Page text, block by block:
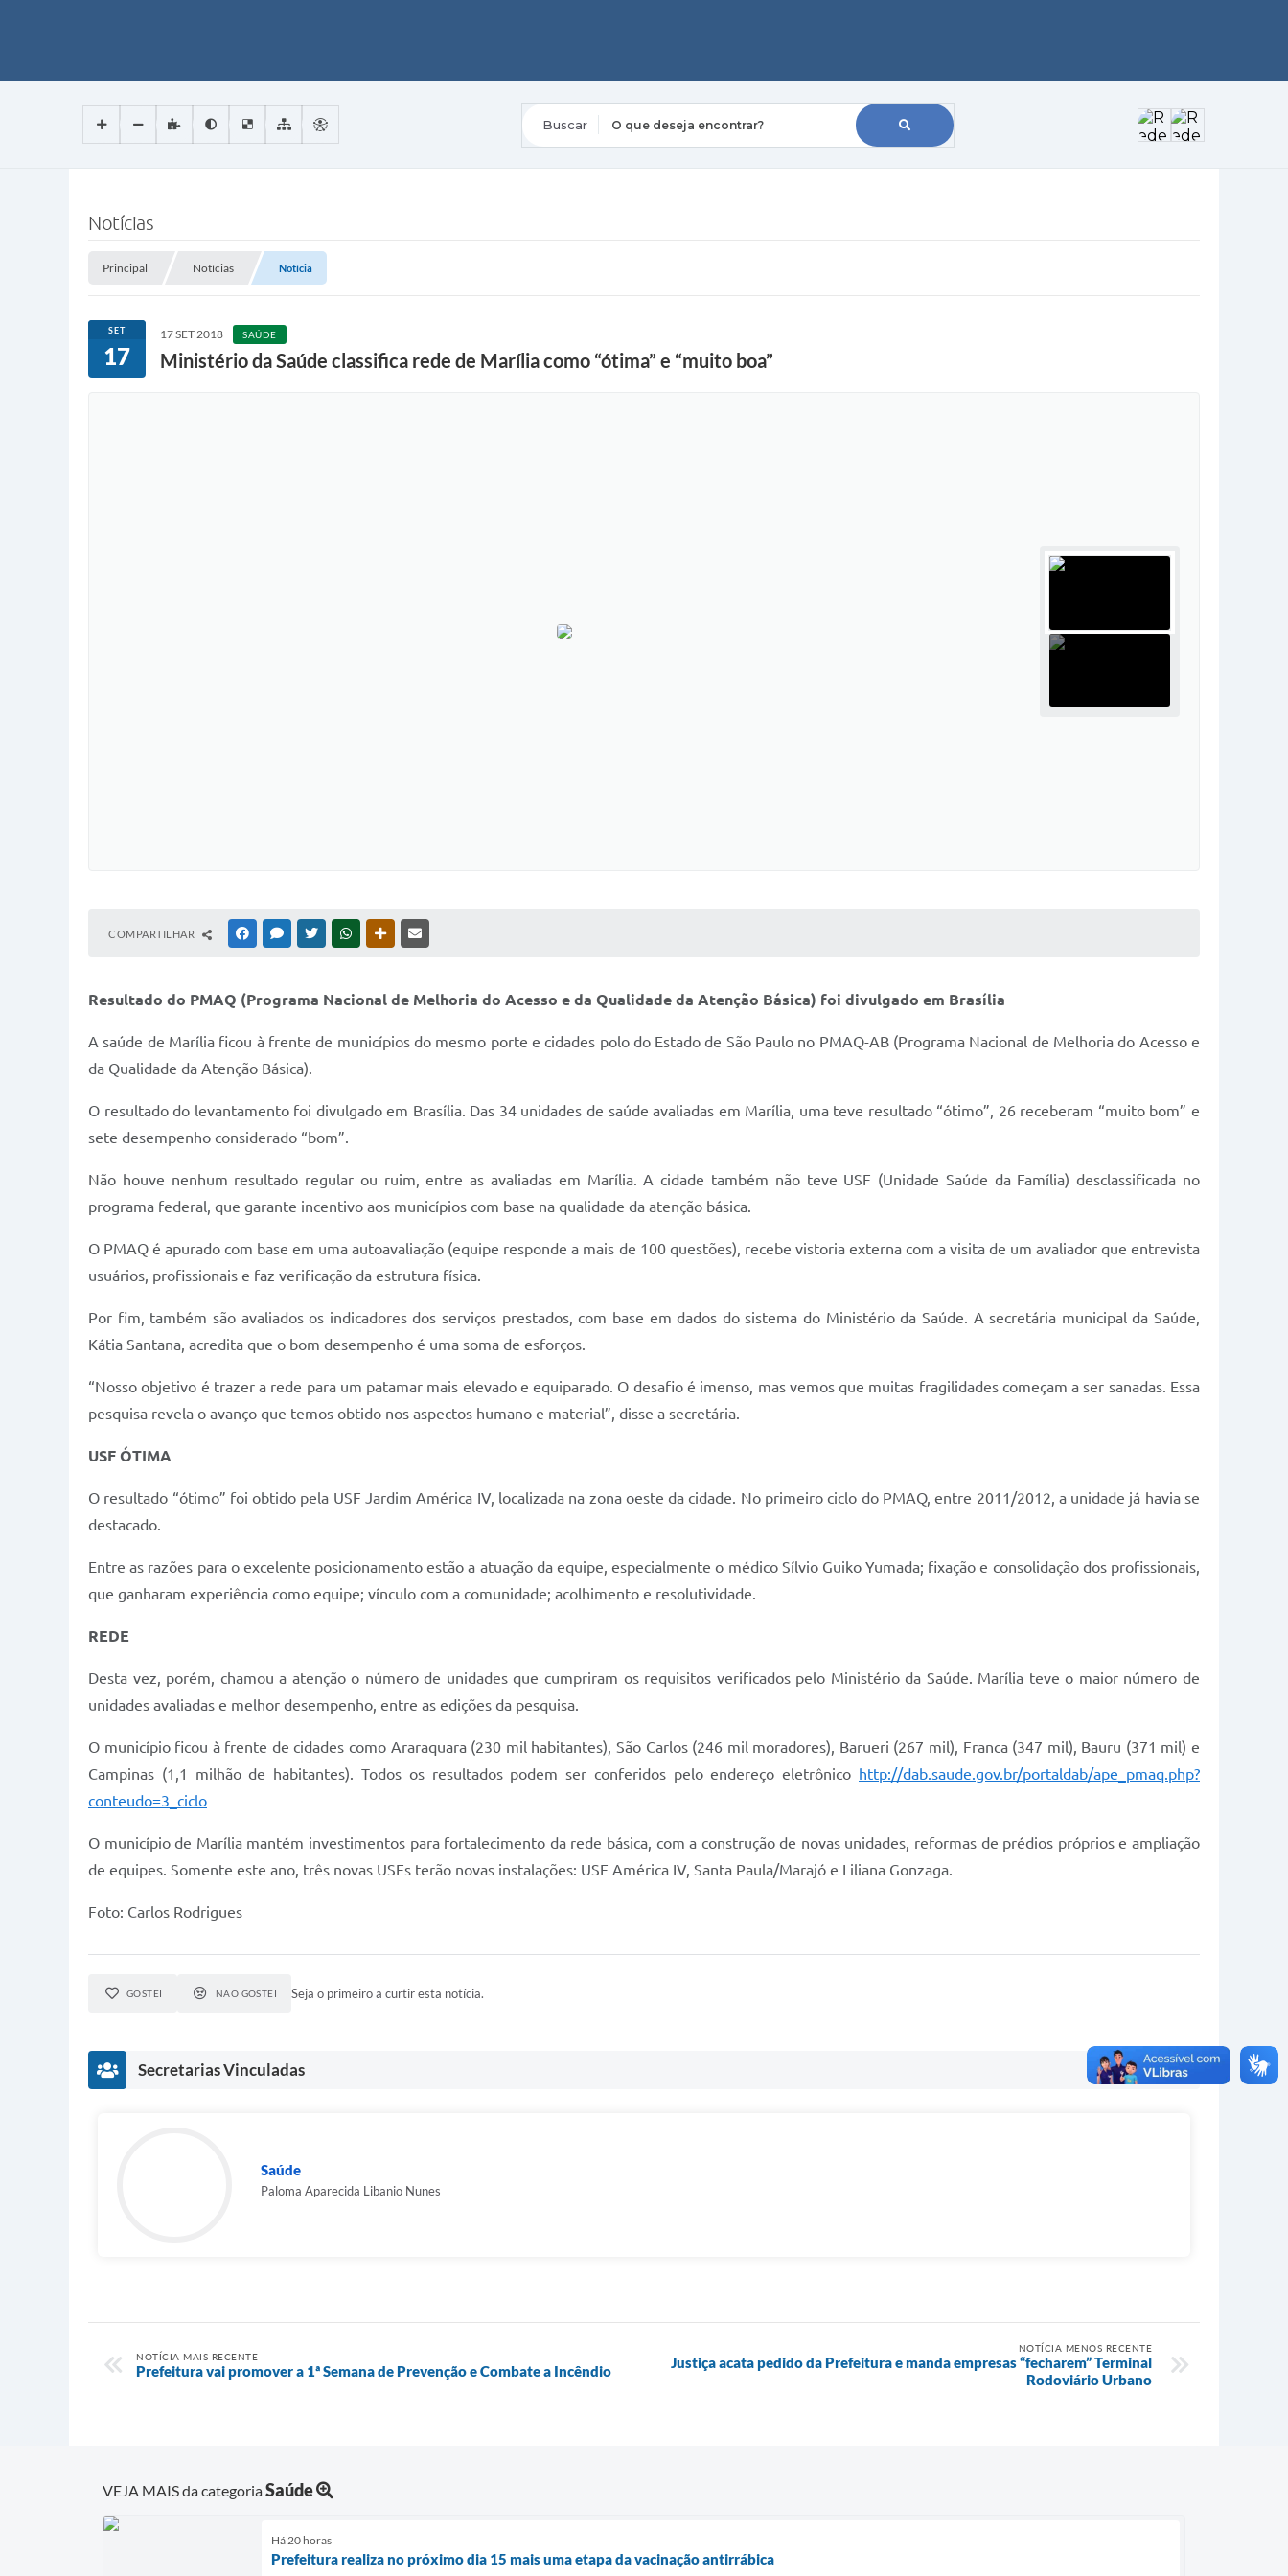
Notícias
Principal Notícias Notícia
SET
17
17 SET 2018 SAÚDE
Ministério da Saúde classifica rede de Marília como “ótima” e “muito boa”
COMPARTILHAR FACEBOOKMESSENGER
TWITTERWHATSAPPOUTRAS MÍDIAS
Resultado do PMAQ (Programa Nacional de Melhoria do Acesso e da Qualidade da Atenção Básica) foi divulgado em Brasília
A saúde de Marília ficou à frente de municípios do mesmo porte e cidades polo do Estado de São Paulo no PMAQ-AB (Programa Nacional de Melhoria do Acesso e
da Qualidade da Atenção Básica).
O resultado do levantamento foi divulgado em Brasília. Das 34 unidades de saúde avaliadas em Marília, uma teve resultado “ótimo”, 26 receberam “muito bom” e
sete desempenho considerado “bom”.
Não houve nenhum resultado regular ou ruim, entre as avaliadas em Marília. A cidade também não teve USF (Unidade Saúde da Família) desclassificada no
programa federal, que garante incentivo aos municípios com base na qualidade da atenção básica.
O PMAQ é apurado com base em uma autoavaliação (equipe responde a mais de 100 questões), recebe vistoria externa com a visita de um avaliador que entrevista
usuários, profissionais e faz verificação da estrutura física.
Por fim, também são avaliados os indicadores dos serviços prestados, com base em dados do sistema do Ministério da Saúde. A secretária municipal da Saúde,
Kátia Santana, acredita que o bom desempenho é uma soma de esforços.
“Nosso objetivo é trazer a rede para um patamar mais elevado e equiparado. O desafio é imenso, mas vemos que muitas fragilidades começam a ser sanadas. Essa
pesquisa revela o avanço que temos obtido nos aspectos humano e material”, disse a secretária.
USF ÓTIMA
O resultado “ótimo” foi obtido pela USF Jardim América IV, localizada na zona oeste da cidade. No primeiro ciclo do PMAQ, entre 2011/2012, a unidade já havia se
destacado.
Entre as razões para o excelente posicionamento estão a atuação da equipe, especialmente o médico Sílvio Guiko Yumada; fixação e consolidação dos profissionais,
que ganharam experiência como equipe; vínculo com a comunidade; acolhimento e resolutividade.
REDE
Desta vez, porém, chamou a atenção o número de unidades que cumpriram os requisitos verificados pelo Ministério da Saúde. Marília teve o maior número de
unidades avaliadas e melhor desempenho, entre as edições da pesquisa.
O município ficou à frente de cidades como Araraquara (230 mil habitantes), São Carlos (246 mil moradores), Barueri (267 mil), Franca (347 mil), Bauru (371 mil) e
Campinas (1,1 milhão de habitantes). Todos os resultados podem ser conferidos pelo endereço eletrônico http://dab.saude.gov.br/portaldab/ape_pmaq.php?
conteudo=3_ciclo
O município de Marília mantém investimentos para fortalecimento da rede básica, com a construção de novas unidades, reformas de prédios próprios e ampliação
de equipes. Somente este ano, três novas USFs terão novas instalações: USF América IV, Santa Paula/Marajó e Liliana Gonzaga.
Foto: Carlos Rodrigues
GOSTEI NÃO GOSTEI Seja o primeiro a curtir esta notícia.
Secretarias Vinculadas
Saúde
Paloma Aparecida Libanio Nunes
NOTÍCIA MAIS RECENTE
Prefeitura vai promover a 1ª Semana de Prevenção e Combate a Incêndio
NOTÍCIA MENOS RECENTE
Justiça acata pedido da Prefeitura e manda empresas “fecharem” Terminal
Rodoviário Urbano
VEJA MAIS da categoriaSaúde
Há 20 horas
Prefeitura realiza no próximo dia 15 mais uma etapa da vacinação antirrábica